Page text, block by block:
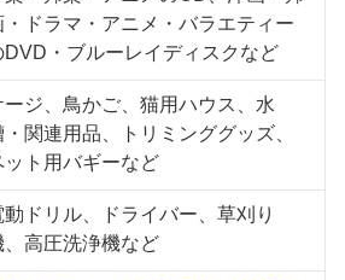
・ドラマ・アニメ・バラエティー
DVD・ブルーレイディスクなど
ージ、鳥かご、猫用ハウス、水
・関連用品、トリミンググッズ、
ット用バギーなど
動ドリル、ドライバー、草刈り
、高圧洗浄機など